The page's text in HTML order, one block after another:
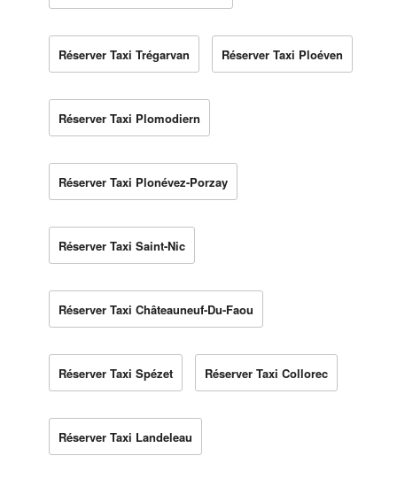
Réserver Taxi Trégarvan Réserver Taxi Ploéven
Réserver Taxi Plomodiern
Réserver Taxi Plonévez-Porzay
Réserver Taxi Saint-Nic
Réserver Taxi Châteauneuf-Du-Faou
Réserver Taxi Spézet Réserver Taxi Collorec
Réserver Taxi Landeleau